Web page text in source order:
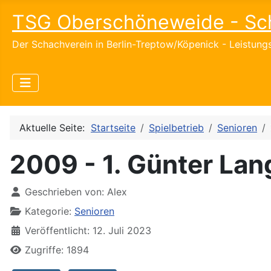
TSG Oberschöneweide -
Der Schachverein in Berlin-Treptow/Köpenick -
Aktuelle Seite: Startseite Spielbetrieb Senioren
2009 - 1. Günter
DetailsGeschrieben von: Alex
Kategorie: Senioren
Veröffentlicht: 12. Juli 2023
Zugriffe: 1894